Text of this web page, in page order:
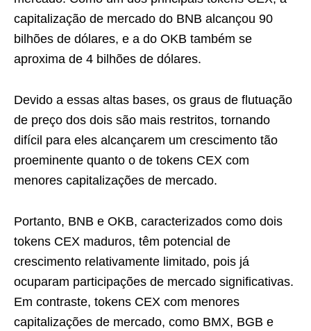
capitalização de mercado do BNB alcançou 90
bilhões de dólares, e a do OKB também se
aproxima de 4 bilhões de dólares.
Devido a essas altas bases, os graus de flutuação
de preço dos dois são mais restritos, tornando
difícil para eles alcançarem um crescimento tão
proeminente quanto o de tokens CEX com
menores capitalizações de mercado.
Portanto, BNB e OKB, caracterizados como dois
tokens CEX maduros, têm potencial de
crescimento relativamente limitado, pois já
ocuparam participações de mercado significativas.
Em contraste, tokens CEX com menores
capitalizações de mercado, como BMX, BGB e